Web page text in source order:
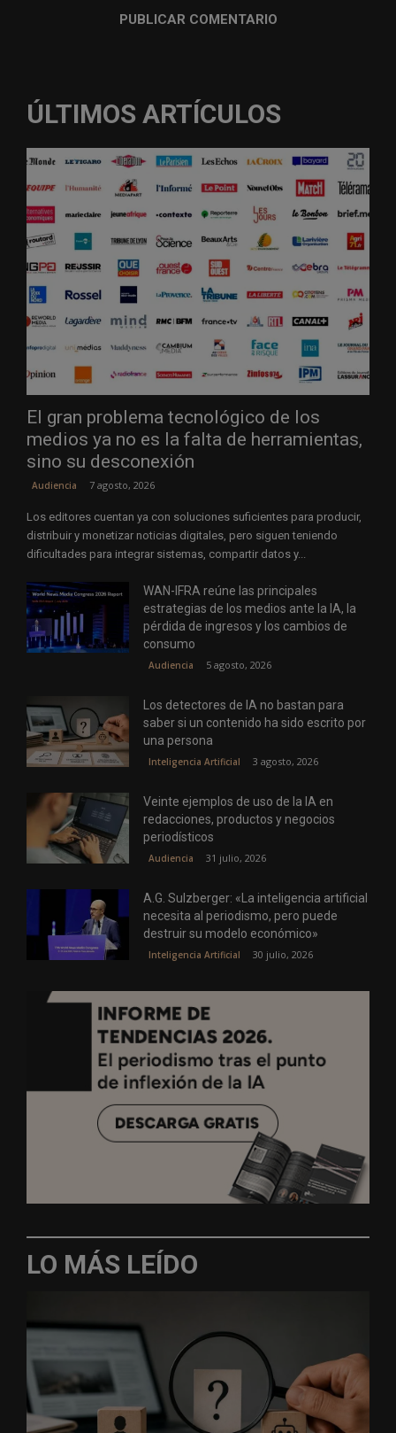
ÚLTIMOS ARTÍCULOS
El gran problema tecnológico de los
medios ya no es la falta de herramientas,
sino su desconexión
Audiencia 7 agosto, 2026
Los editores cuentan ya con soluciones suficientes para producir,
distribuir y monetizar noticias digitales, pero siguen teniendo
dificultades para integrar sistemas, compartir datos y...
WAN-IFRA reúne las principales
estrategias de los medios ante la IA, la
pérdida de ingresos y los cambios de
consumo
Audiencia 5 agosto, 2026
Los detectores de IA no bastan para
saber si un contenido ha sido escrito por
una persona
Inteligencia Artificial 3 agosto, 2026
Veinte ejemplos de uso de la IA en
redacciones, productos y negocios
periodísticos
Audiencia 31 julio, 2026
A.G. Sulzberger: «La inteligencia artificial
necesita al periodismo, pero puede
destruir su modelo económico»
Inteligencia Artificial 30 julio, 2026
LO MÁS LEÍDO